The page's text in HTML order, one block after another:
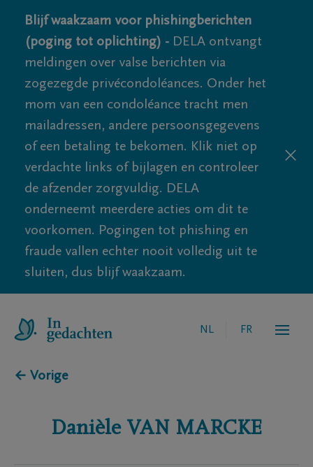
Blijf waakzaam voor phishingberichten
(poging tot oplichting) - DELA ontvangt
meldingen over valse berichten via
zogezegde privécondoléances. Onder het
mom van een condoléance tracht men
mailadressen, andere persoonsgegevens
of een betaling te bekomen. Klik niet op
verdachte links of bijlagen en controleer
de afzender zorgvuldig. DELA
onderneemt meerdere acties om dit te
voorkomen. Pogingen tot phishing en
fraude vallen echter nooit volledig uit te
sluiten, dus blijf waakzaam.
NL FR
← Vorige
Danièle VAN MARCKE